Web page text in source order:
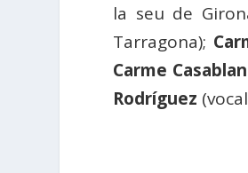
la seu de
Tarragona);
Carme
Rodríguez